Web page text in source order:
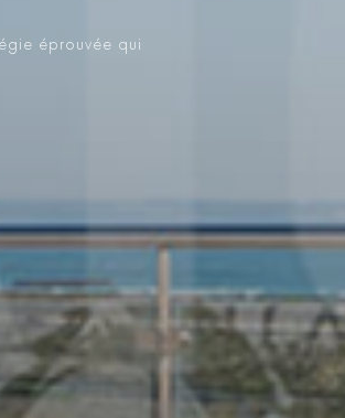
éprouvée qui